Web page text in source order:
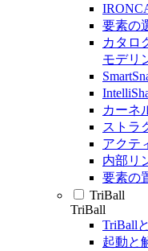
要素の
カタロ
モデリ
カーネ
ストラ
アクテ
内部リ
要素の
TriBall
TriBall
TriBall
起動と